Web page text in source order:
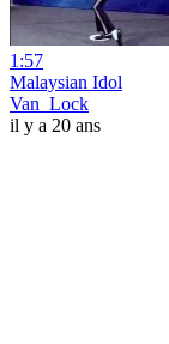
1:57
Malaysian Idol
Van_Lock
il y a 20 ans